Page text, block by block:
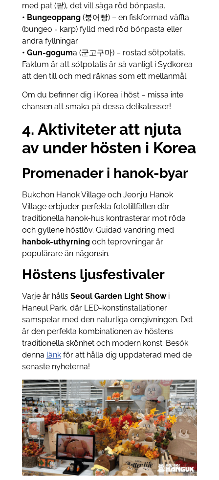
med pat (팥), det vill säga röd bönpasta.
• Bungeoppang(붕어빵) – en fiskformad våffla
(bungeo = karp) fylld med röd bönpasta eller
andra fyllningar.
• Gun-goguma (군고구마) – rostad sötpotatis.
Faktum är att sötpotatis är så vanligt i Sydkorea
att den till och med räknas som ett mellanmål.
Om du befinner dig i Korea i höst – missa inte
chansen att smaka på dessa delikatesser!
4. Aktiviteter att njuta
av under hösten i Korea
Promenader i hanok-byar
Bukchon Hanok Village och Jeonju Hanok
Village erbjuder perfekta fototillfällen där
traditionella hanok-hus kontrasterar mot röda
och gyllene höstlöv. Guidad vandring med
hanbok-uthyrningoch teprovningar är
populärare än någonsin.
Höstens ljusfestivaler
Varje år hålls Seoul Garden Light Showi
Haneul Park, där LED-konstinstallationer
samspelar med den naturliga omgivningen. Det
är den perfekta kombinationen av höstens
traditionella skönhet och modern konst. Besök
denna länkför att hålla dig uppdaterad med de
senaste nyheterna!